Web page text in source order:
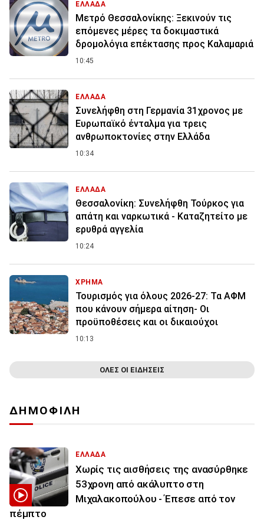
ΕΛΛΑΔΑ
Μετρό Θεσσαλονίκης: Ξεκινούν τις
επόμενες μέρες τα δοκιμαστικά
δρομολόγια επέκτασης προς Καλαμαριά
10:45
ΕΛΛΑΔΑ
Συνελήφθη στη Γερμανία 31χρονος με
Ευρωπαϊκό ένταλμα για τρεις
ανθρωποκτονίες στην Ελλάδα
10:34
ΕΛΛΑΔΑ
Θεσσαλονίκη: Συνελήφθη Τούρκος για
απάτη και ναρκωτικά - Καταζητείτο με
ερυθρά αγγελία
10:24
ΧΡΗΜΑ
Τουρισμός για όλους 2026-27: Τα ΑΦΜ
που κάνουν σήμερα αίτηση- Οι
προϋποθέσεις και οι δικαιούχοι
10:13
ΟΛΕΣ ΟΙ ΕΙΔΗΣΕΙΣ
ΔΗΜΟΦΙΛΗ
ΕΛΛΑΔΑ
Χωρίς τις αισθήσεις της ανασύρθηκε
53χρονη από ακάλυπτο στη
Μιχαλακοπούλου - Έπεσε από τον
πέμπτο